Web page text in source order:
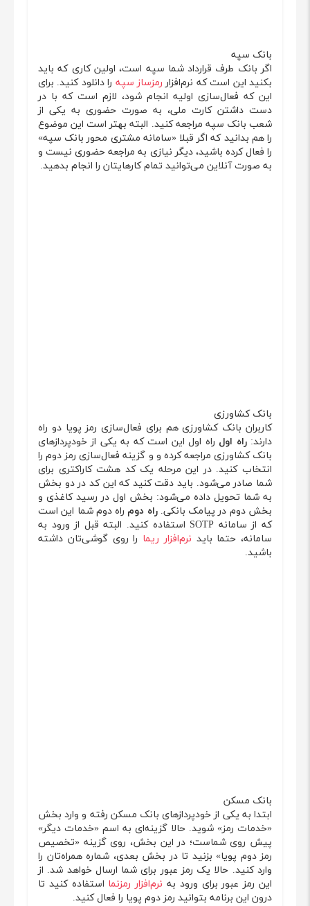
بانک سپه
اگر بانک طرف قرارداد شما سپه است، اولین کاری که باید
بکنید این است که نرم‌افزار رمزساز سپه را دانلود کنید. برای
این که فعال‌سازی اولیه انجام شود، لازم است که با در
دست داشتن کارت ملی، به صورت حضوری به یکی از
شعب بانک سپه مراجعه کنید. البته بهتر است این موضوع
را هم بدانید که اگر قبلا «سامانه مشتری محور بانک سپه»
را فعال کرده باشید، دیگر نیازی به مراجعه حضوری نیست و
به صورت آنلاین می‌توانید تمام کارهایتان را انجام بدهید.
بانک کشاورزی
کاربران بانک کشاورزی هم برای فعال‌سازی رمز پویا دو راه
دارند:راه اول راه اول این است که به یکی از خودپردازهای
بانک کشاورزی مراجعه کرده و و گزینه فعال‌سازی رمز دوم را
انتخاب کنید. در این مرحله یک کد هشت کاراکتری برای
شما صادر می‌شود. باید دقت کنید که این کد در دو بخش
به شما تحویل داده می‌شود: بخش اول در رسید کاغذی و
بخش دوم در پیامک بانکی.راه دوم راه دوم شما این است
که از سامانه SOTP استفاده کنید. البته قبل از ورود به
سامانه، حتما باید نرم‌افزار ریما را روی گوشی‌تان داشته
باشید.
بانک مسکن
ابتدا به یکی از خودپردازهای بانک مسکن رفته و وارد بخش
«خدمات رمز» شوید. حالا گزینه‌ای به اسم «خدمات دیگر»
پیش روی شماست؛ در این بخش، روی گزینه «تخصیص
رمز دوم پویا» بزنید تا در بخش بعدی، شماره همراه‌تان را
وارد کنید. حالا یک رمز عبور برای شما ارسال خواهد شد. از
این رمز عبور برای ورود به نرم‌افزار رمزنما استفاده کنید تا
درون این برنامه بتوانید رمز دوم پویا را فعال کنید.